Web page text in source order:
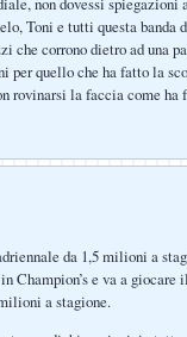
Toni e tutti questa banda
che corrono dietro ad una
per quello che ha fatto la
rovinarsi la faccia come
da 1,5 milioni a
Champion’s e va a giocare
a stagione.